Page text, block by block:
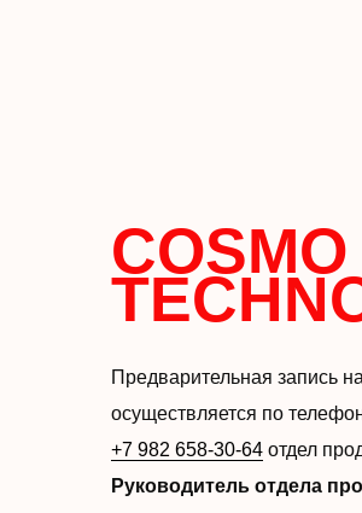
Предварительная запись
осуществляется по
+7 982 658-30-64 отдел
Руководитель отдела